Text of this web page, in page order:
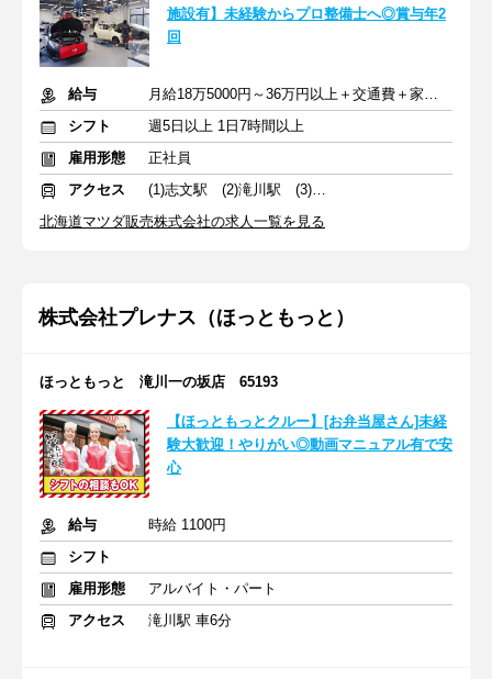
施設有】未経験からプロ整備士へ◎賞与年2
回
給与
月給18万5000円～36万円以上＋交通費＋家族手当＋住宅手当＋賞与
シフト
週5日以上 1日7時間以上
雇用形態
正社員
アクセス
(1)志文駅 (2)滝川駅 (3)福住駅
北海道マツダ販売株式会社の求人一覧を見る
株式会社プレナス（ほっともっと）
ほっともっと 滝川一の坂店 65193
【ほっともっとクルー】[お弁当屋さん]未経
験大歓迎！やりがい◎動画マニュアル有で安
心
給与
時給 1100円
シフト
雇用形態
アルバイト・パート
アクセス
滝川駅 車6分